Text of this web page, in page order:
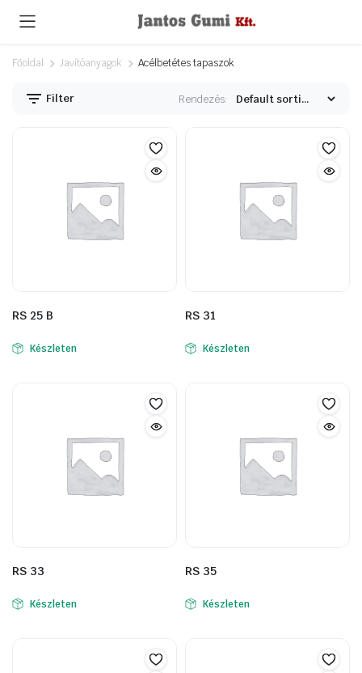
Főoldal Javítóanyagok Acélbetétes tapaszok
Filter Rendezés:
RS 25 B
Készleten
RS 31
Készleten
RS 33
Készleten
RS 35
Készleten